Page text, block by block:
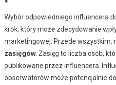
Wybór odpowiedniego influencera
krok, który może zdecydowanie
marketingowej. Przede wszystkim,
zasięgów. Zasięg to liczba osób,
publikowane przez influencera.
obserwatorów może potencjalnie